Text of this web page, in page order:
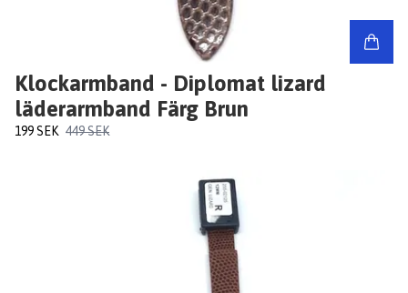
Klockarmband - Diplomat lizard
läderarmband Färg Brun
199 SEK 449 SEK